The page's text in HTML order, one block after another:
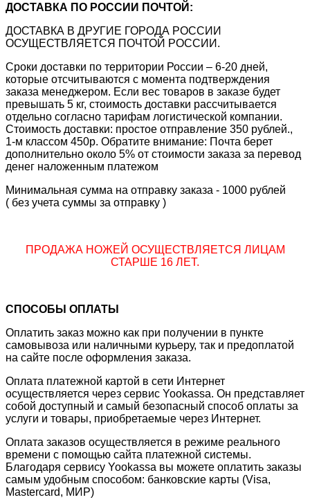
ДОСТАВКА ПО РОССИИ ПОЧТОЙ:
ДОСТАВКА В ДРУГИЕ ГОРОДА РОССИИ
ОСУЩЕСТВЛЯЕТСЯ ПОЧТОЙ РОССИИ.
Сроки доставки по территории России – 6-20 дней,
которые отсчитываются с момента подтверждения
заказа менеджером. Если вес товаров в заказе будет
превышать 5 кг, стоимость доставки рассчитывается
отдельно согласно тарифам логистической компании.
Стоимость доставки: простое отправление 350 рублей.,
1-м классом 450р. Обратите внимание: Почта берет
дополнительно около 5% от стоимости заказа за перевод
денег наложенным платежом
Минимальная сумма на отправку заказа - 1000 рублей
( без учета суммы за отправку )
ПРОДАЖА НОЖЕЙ ОСУЩЕСТВЛЯЕТСЯ ЛИЦАМ
СТАРШЕ 16 ЛЕТ.
СПОСОБЫ ОПЛАТЫ
Оплатить заказ можно как при получении в пункте
самовывоза или наличными курьеру, так и предоплатой
на сайте после оформления заказа.
Оплата платежной картой в сети Интернет
осуществляется через сервис Yookassa. Он представляет
собой доступный и самый безопасный способ оплаты за
услуги и товары, приобретаемые через Интернет.
Оплата заказов осуществляется в режиме реального
времени с помощью сайта платежной системы.
Благодаря сервису Yookassa вы можете оплатить заказы
самым удобным способом: банковские карты (Visa,
Mastercard, МИР)